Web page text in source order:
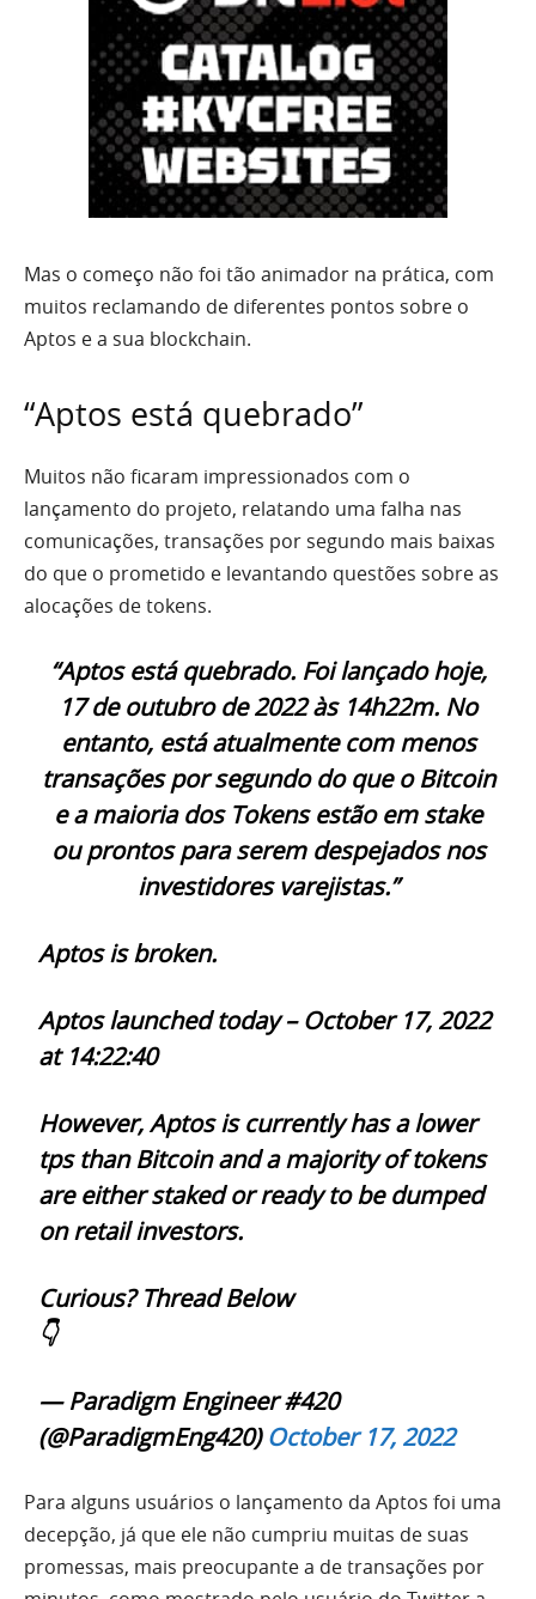
Mas o começo não foi tão animador na prática, com
muitos reclamando de diferentes pontos sobre o
Aptos e a sua blockchain.
“Aptos está quebrado”
Muitos não ficaram impressionados com o
lançamento do projeto, relatando uma falha nas
comunicações, transações por segundo mais baixas
do que o prometido e levantando questões sobre as
alocações de tokens.
“Aptos está quebrado. Foi lançado hoje,
17 de outubro de 2022 às 14h22m. No
entanto, está atualmente com menos
transações por segundo do que o Bitcoin
e a maioria dos Tokens estão em stake
ou prontos para serem despejados nos
investidores varejistas.”
Aptos is broken.
Aptos launched today – October 17, 2022
at 14:22:40
However, Aptos is currently has a lower
tps than Bitcoin and a majority of tokens
are either staked or ready to be dumped
on retail investors.
Curious? Thread Below
👇
— Paradigm Engineer #420
(@ParadigmEng420)October 17, 2022
Para alguns usuários o lançamento da Aptos foi uma
decepção, já que ele não cumpriu muitas de suas
promessas, mais preocupante a de transações por